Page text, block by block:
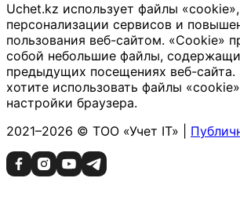
Uchet.kz использует файлы
персонализации сервисов и
пользования веб-сайтом. «Cookie»
собой небольшие файлы,
предыдущих посещениях веб-сайта.
хотите использовать файлы
настройки браузера.
2021–2026 © ТОО «Учет IT» |